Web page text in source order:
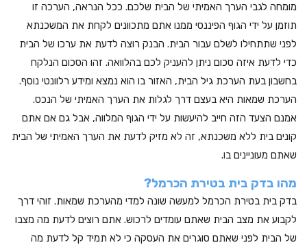
מומחה לגבי הערך האמיתי של הבית שלכם. ככל הנראה, הערכה זו
תוזמן על ידי הגוף הפיננסי ממנו אתם מתכוונים לקחת את המשכנתא
לפני שתתחילו לשלם עבור הבית. הבנק רוצה לדעת את ערכו של הבית
כדי לדעת איזה סכום ניתן להעניק לכם בהלוואה. זהו הסכום הנלקח
בחשבון בעת ​​הערכת גיל הבית, האזור בו הוא נמצא ומידע רלוונטי נוסף.
הערכת שמאות היא בעצם דרך לגלות את הערך האמיתי של הנכס.
אמנם הצעד הזה חייב להיעשות על ידי הגוף המלווה, אבל גם אם אתם
קונים בית ללא משכנתא, זה לא מזיק לדעת את הערך האמיתי של הבית
שאתם מעוניינים בו.
מהו בדק בית בטירת הכרמל?
בדק בית בטירת הכרמל למעשה שונה למדי מהערכת שמאות. זוהי דרך
לקבוע את מצב הבית שאתם עומדים לרכוש. אתם רוצים לדעת מה מצבו
של הבית לפני שאתם סוגרים את העסקה כי לא תמיד קל לדעת מה